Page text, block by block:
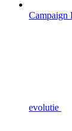
Campaign
evolutie